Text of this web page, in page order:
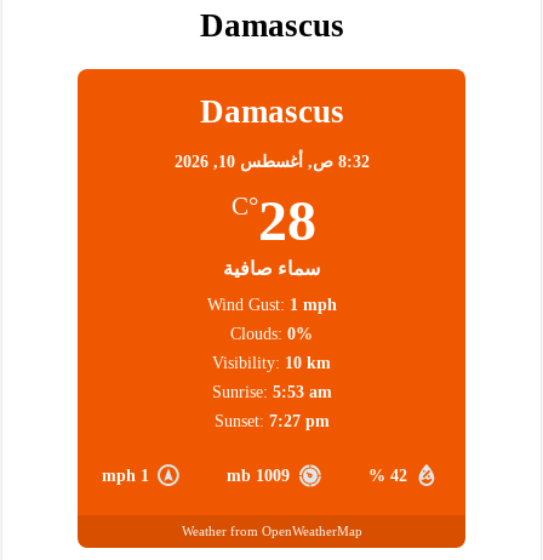
Damascus
Damascus
8:32 ص, أغسطس 10, 2026
28
°C
سماء صافية
42 %
1009 mb
1 mph
Wind Gust: 1 mph
Clouds: 0%
Visibility: 10 km
Sunrise: 5:53 am
Sunset: 7:27 pm
Weather from OpenWeatherMap